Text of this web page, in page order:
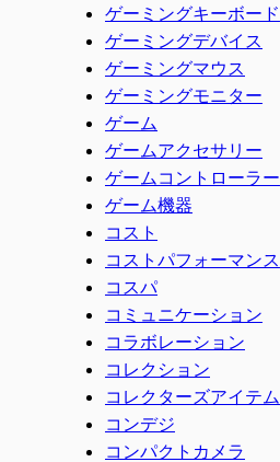
ゲーミングキーボード
ゲーミングデバイス
ゲーミングマウス
ゲーミングモニター
ゲーム
ゲームアクセサリー
ゲームコントローラー
ゲーム機器
コスト
コストパフォーマンス
コスパ
コミュニケーション
コラボレーション
コレクション
コレクターズアイテム
コンデジ
コンパクトカメラ